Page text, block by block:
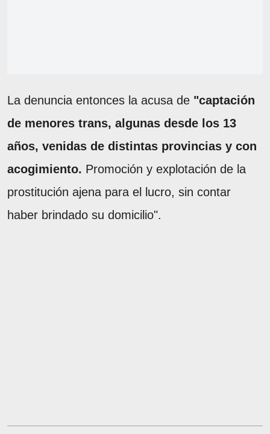
La denuncia entonces la acusa de "captación
de menores trans, algunas desde los 13
años, venidas de distintas provincias y con
acogimiento. Promoción y explotación de la
prostitución ajena para el lucro, sin contar
haber brindado su domicilio".